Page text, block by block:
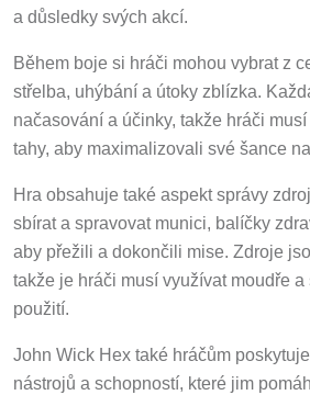
a důsledky svých akcí.
Během boje si hráči mohou vybrat z
střelba, uhýbání a útoky zblízka.
načasování a účinky, takže hráči
tahy, aby maximalizovali své šance
Hra obsahuje také aspekt správy
sbírat a spravovat munici, balíčky
aby přežili a dokončili mise. Zdroje
takže je hráči musí využívat moudře
použití.
John Wick Hex také hráčům
nástrojů a schopností, které jim